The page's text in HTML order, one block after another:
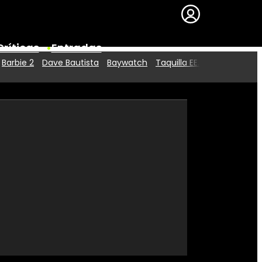
Entradas
Premios
Barbie 2 Dave Bautista Baywatch Taquilla EE.UU.